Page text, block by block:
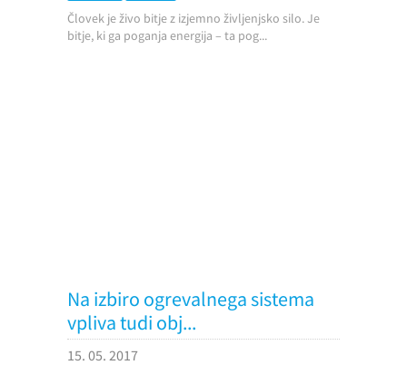
Človek je živo bitje z izjemno življenjsko silo. Je
bitje, ki ga poganja energija – ta pog...
Na izbiro ogrevalnega sistema
vpliva tudi obj...
15. 05. 2017